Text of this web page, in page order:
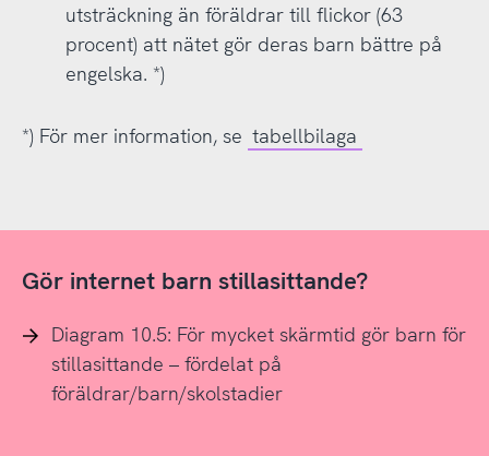
utsträckning än föräldrar till flickor (63
procent) att nätet gör deras barn bättre på
engelska. *)
*) För mer information, se tabellbilaga
Gör internet barn stillasittande?
Diagram 10.5: För mycket skärmtid gör barn för
stillasittande – fördelat på
föräldrar/barn/skolstadier